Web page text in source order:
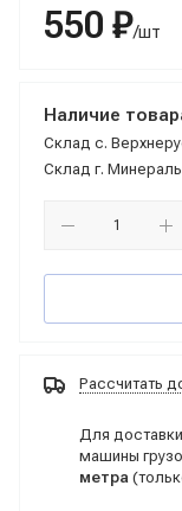
550 ₽/шт
Наличие
Склад с.
Склад г.
Рассчитать
Для
машины
метра